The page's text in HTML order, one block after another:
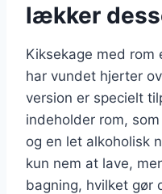
lækker
Kiksekage med rom
har vundet hjerter
version er specielt
indeholder rom,
og en let alkoholisk
kun nem at lave,
bagning, hvilket gør